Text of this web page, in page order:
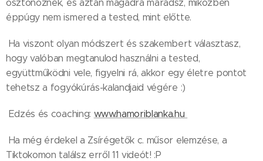
ösztönöznek, és aztán magadra maradsz, miközben
éppúgy nem ismered a tested, mint előtte.
Ha viszont olyan módszert és szakembert választasz,
hogy valóban megtanulod használni a tested,
együttműködni vele, figyelni rá, akkor egy életre pontot
tehetsz a fogyókúrás-kalandjaid végére :)
Edzés és coaching: www.hamoriblanka.hu
Ha még érdekel a Zsírégetők c. műsor elemzése, a
Tiktokomon találsz erről 11 videót! :P